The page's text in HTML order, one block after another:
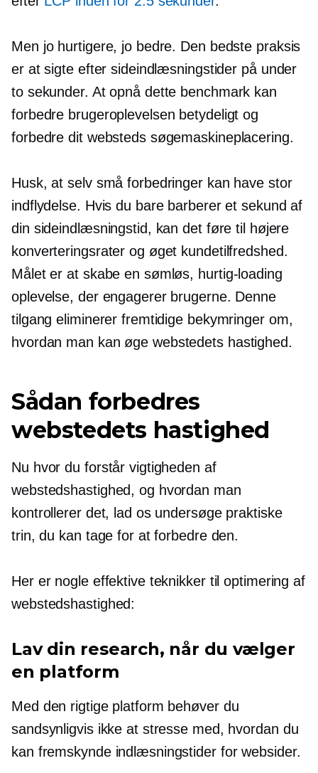
Men jo hurtigere, jo bedre. Den bedste praksis
er at sigte efter sideindlæsningstider på under
to sekunder. At opnå dette benchmark kan
forbedre brugeroplevelsen betydeligt og
forbedre dit websteds søgemaskineplacering.
Husk, at selv små forbedringer kan have stor
indflydelse. Hvis du bare barberer et sekund af
din sideindlæsningstid, kan det føre til højere
konverteringsrater og øget kundetilfredshed.
Målet er at skabe en sømløs, hurtig-loading
oplevelse, der engagerer brugerne. Denne
tilgang eliminerer fremtidige bekymringer om,
hvordan man kan øge webstedets hastighed.
Sådan forbedres
webstedets hastighed
Nu hvor du forstår vigtigheden af ​​
webstedshastighed, og hvordan man
kontrollerer det, lad os undersøge praktiske
trin, du kan tage for at forbedre den.
Her er nogle effektive teknikker til optimering af
webstedshastighed:
Lav din research, når du vælger
en platform
Med den rigtige platform behøver du
sandsynligvis ikke at stresse med, hvordan du
kan fremskynde indlæsningstider for websider.